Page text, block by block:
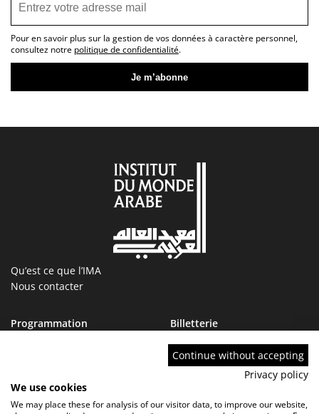
Pour en savoir plus sur la gestion de vos données à caractère personnel,
consultez notre politique de confidentialité.
Qu’est ce que l’IMA
Nous contacter
Programmation
Devenir Ami de l’IMA
FAQ
Billetterie
IMA tourcoing
Marchés publics
Continue without accepting
Privacy policy
We use cookies
We may place these for analysis of our visitor data, to improve our website,